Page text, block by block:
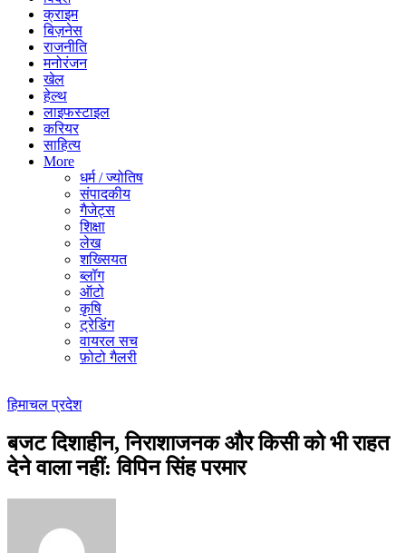
क्राइम
बिज़नेस
राजनीति
मनोरंजन
खेल
हेल्थ
लाइफस्टाइल
करियर
साहित्य
More
धर्म / ज्योतिष
संपादकीय
गैजेट्स
शिक्षा
लेख
शख्सियत
ब्लॉग
ऑटो
कृषि
ट्रेडिंग
वायरल सच
फ़ोटो गैलरी
हिमाचल प्रदेश
बजट दिशाहीन, निराशाजनक और किसी को भी राहत
देने वाला नहीं: विपिन सिंह परमार